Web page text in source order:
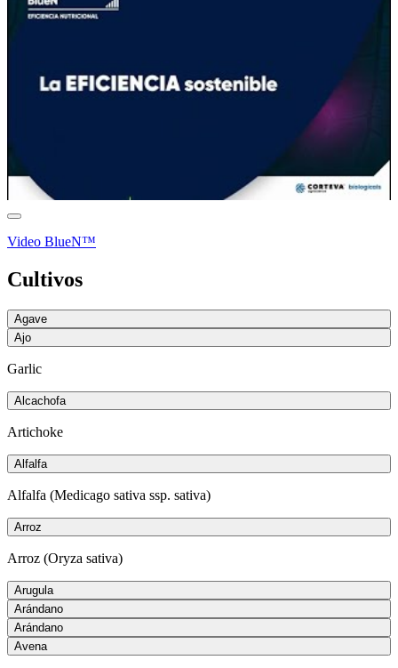
Video BlueN™
Cultivos
Agave
Ajo
Garlic
Alcachofa
Artichoke
Alfalfa
Alfalfa (Medicago sativa ssp. sativa)
Arroz
Arroz (Oryza sativa)
Arugula
Arándano
Arándano
Avena